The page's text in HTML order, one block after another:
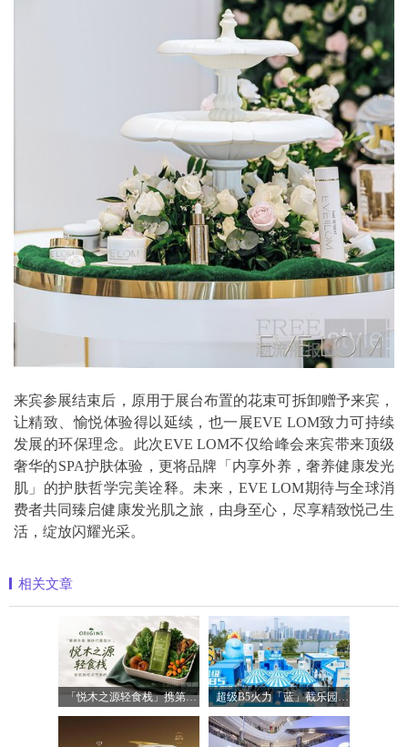
来宾参展结束后，原用于展台布置的花束可拆卸赠予来宾，
让精致、愉悦体验得以延续，也一展EVE LOM致力可持续
发展的环保理念。此次EVE LOM不仅给峰会来宾带来顶级
奢华的SPA护肤体验，更将品牌「内享外养，奢养健康发光
肌」的护肤哲学完美诠释。未来，EVE LOM期待与全球消
费者共同臻启健康发光肌之旅，由身至心，尽享精致悦己生
活，绽放闪耀光采。
相关文章
「悦木之源轻食栈」携第四代菌菇水轻盈 超级B5火力「蓝」截乐园登陆长沙，理肤